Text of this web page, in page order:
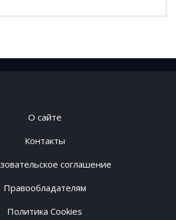
О сайте
Контакты
соглашение
Правообладателям
Политика Cookies